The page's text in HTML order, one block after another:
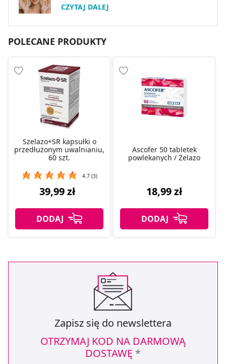
CZYTAJ DALEJ
POLECANE PRODUKTY
Szelazo+SR kapsułki o
przedłużonym uwalnianiu,
60 szt.
4.7 (3)
39,99 zł
Ascofer 50 tabletek
powlekanych / Żelazo
18,99 zł
Zapisz się do newslettera
OTRZYMAJ KOD NA DARMOWĄ
DOSTAWĘ *